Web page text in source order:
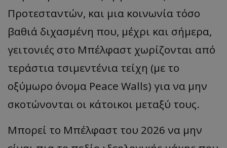
Προτεσταντών, και μια κοινωνία τόσο
βαθιά διχασμένη που, μέχρι και σήμερα,
γειτονιές στο Μπέλφαστ χωρίζονται από
τεράστια τσιμεντένια τείχη (με το
οξύμωρο όνομα Peace Walls) για να μην
σκοτώνονται οι κάτοικοι μεταξύ τους.
Μπορεί το Μπέλφαστ του 2026 να μην